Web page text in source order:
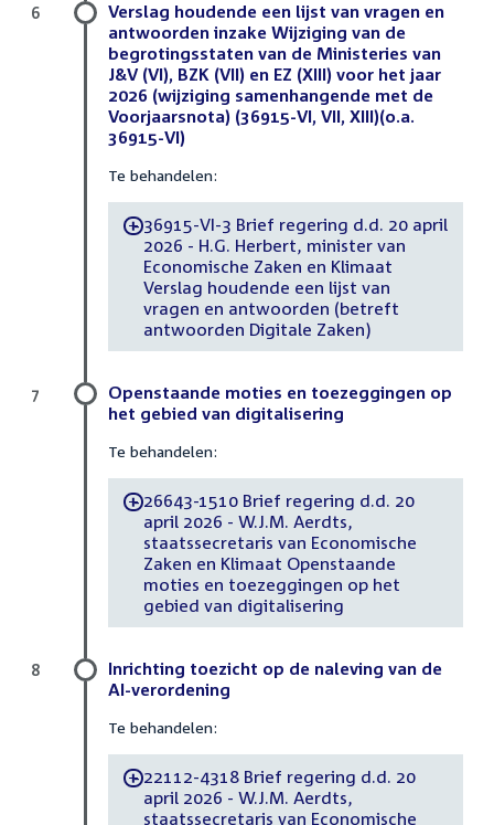
Verslag houdende een lijst van vragen en
antwoorden inzake Wijziging van de
begrotingsstaten van de Ministeries van
J&V (VI), BZK (VII) en EZ (XIII) voor het jaar
2026 (wijziging samenhangende met de
Voorjaarsnota) (36915-VI, VII, XIII)(o.a.
36915-VI)
Te behandelen:
-36915-VI-3 Brief regering d.d. 20 april
2026 - H.G. Herbert, minister van
Economische Zaken en Klimaat
Verslag houdende een lijst van
vragen en antwoorden (betreft
antwoorden Digitale Zaken)
6
Openstaande moties en toezeggingen op
het gebied van digitalisering
Te behandelen:
-26643-1510 Brief regering d.d. 20
april 2026 - W.J.M. Aerdts,
staatssecretaris van Economische
Zaken en Klimaat Openstaande
moties en toezeggingen op het
gebied van digitalisering
7
Inrichting toezicht op de naleving van de
AI-verordening
Te behandelen:
-22112-4318 Brief regering d.d. 20
april 2026 - W.J.M. Aerdts,
staatssecretaris van Economische
8